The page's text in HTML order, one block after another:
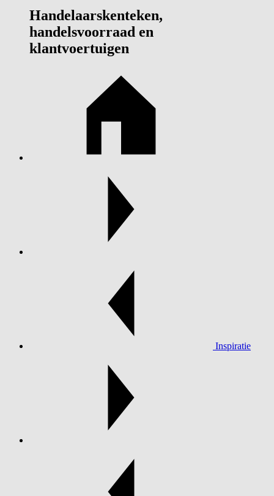
Handelaarskenteken,
handelsvoorraad en
klantvoertuigen
Inspiratie